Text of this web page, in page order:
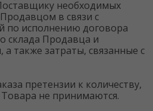
необходимых
в связи с
по исполнению договора
склада Продавца и
а также затраты, связанные с
претензии к количеству,
не принимаются.